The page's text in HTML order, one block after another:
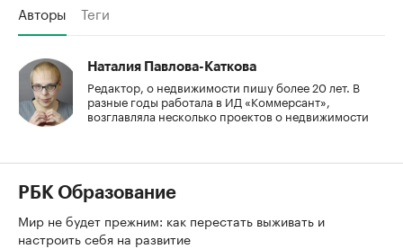
Авторы Теги
Наталия Павлова-Каткова
Редактор, о недвижимости пишу более 20 лет. В
разные годы работала в ИД «Коммерсант»,
возглавляла несколько проектов о недвижимости
РБК Образование
Мир не будет прежним: как перестать выживать и
настроить себя на развитие